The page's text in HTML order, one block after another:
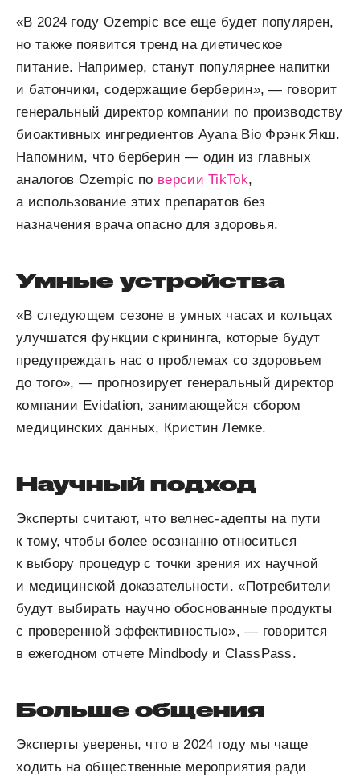
«В 2024 году Ozempic все еще будет популярен,
но также появится тренд на диетическое
питание. Например, станут популярнее напитки
и батончики, содержащие берберин», — говорит
генеральный директор компании по производству
биоактивных ингредиентов Ayana Bio Фрэнк Якш.
Напомним, что берберин — один из главных
аналогов Ozempic по версии TikTok,
а использование этих препаратов без
назначения врача опасно для здоровья.
Умные устройства
«В следующем сезоне в умных часах и кольцах
улучшатся функции скрининга, которые будут
предупреждать нас о проблемах со здоровьем
до того», — прогнозирует генеральный директор
компании Evidation, занимающейся сбором
медицинских данных, Кристин Лемке.
Научный подход
Эксперты считают, что велнес-адепты на пути
к тому, чтобы более осознанно относиться
к выбору процедур с точки зрения их научной
и медицинской доказательности. «Потребители
будут выбирать научно обоснованные продукты
с проверенной эффективностью», — говорится
в ежегодном отчете Mindbody и ClassPass.
Больше общения
Эксперты уверены, что в 2024 году мы чаще
ходить на общественные мероприятия ради